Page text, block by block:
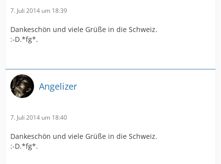
7. Juli 2014 um 18:39
Dankeschön und viele Grüße in die Schweiz.
:-D.*fg*.
Angelizer
7. Juli 2014 um 18:40
Dankeschön und viele Grüße in die Schweiz.
:-D.*fg*.